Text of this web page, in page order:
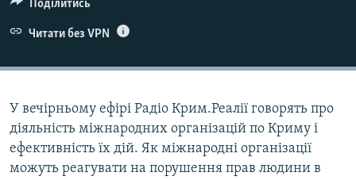
Усі сайти RFE/RL
Поділитись
Читати без VPN
У вечірньому ефірі Радіо Крим.Реалії говорять про
діяльність міжнародних організацій по Криму і
ефективність їх дій. Як міжнародні організації
можуть реагувати на порушення прав людини в